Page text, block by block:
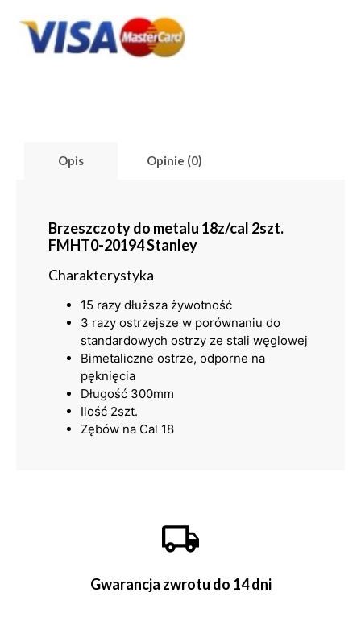
Opis Opinie (0)
Brzeszczoty do metalu 18z/cal 2szt.
FMHT0-20194 Stanley
Charakterystyka
15 razy dłuższa żywotność
3 razy ostrzejsze w porównaniu do
standardowych ostrzy ze stali węglowej
Bimetaliczne ostrze, odporne na
pęknięcia
Długość 300mm
Ilość 2szt.
Zębów na Cal 18
Gwarancja zwrotu do 14 dni